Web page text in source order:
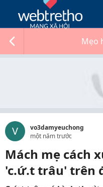
Mẹo
V
vo3damyeuchong
một năm trước
Mách mẹ cách
'c.ứ.t trâu' trên